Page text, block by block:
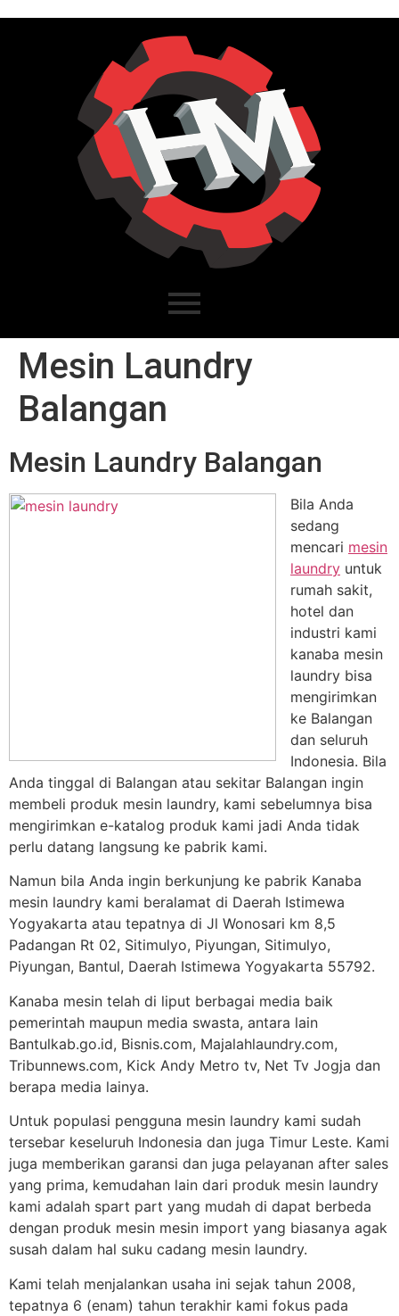
Mesin Laundry
Balangan
Mesin Laundry Balangan
Bila Anda
sedang
mencari mesin
laundry untuk
rumah sakit,
hotel dan
industri kami
kanaba mesin
laundry bisa
mengirimkan
ke Balangan
dan seluruh
Indonesia. Bila
Anda tinggal di Balangan atau sekitar Balangan ingin
membeli produk mesin laundry, kami sebelumnya bisa
mengirimkan e-katalog produk kami jadi Anda tidak
perlu datang langsung ke pabrik kami.
Namun bila Anda ingin berkunjung ke pabrik Kanaba
mesin laundry kami beralamat di Daerah Istimewa
Yogyakarta atau tepatnya di Jl Wonosari km 8,5
Padangan Rt 02, Sitimulyo, Piyungan, Sitimulyo,
Piyungan, Bantul, Daerah Istimewa Yogyakarta 55792.
Kanaba mesin telah di liput berbagai media baik
pemerintah maupun media swasta, antara lain
Bantulkab.go.id, Bisnis.com, Majalahlaundry.com,
Tribunnews.com, Kick Andy Metro tv, Net Tv Jogja dan
berapa media lainya.
Untuk populasi pengguna mesin laundry kami sudah
tersebar keseluruh Indonesia dan juga Timur Leste. Kami
juga memberikan garansi dan juga pelayanan after sales
yang prima, kemudahan lain dari produk mesin laundry
kami adalah spart part yang mudah di dapat berbeda
dengan produk mesin mesin import yang biasanya agak
susah dalam hal suku cadang mesin laundry.
Kami telah menjalankan usaha ini sejak tahun 2008,
tepatnya 6 (enam) tahun terakhir kami fokus pada